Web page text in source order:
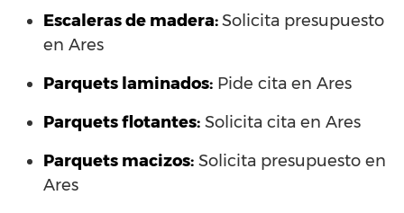
Escaleras de madera:Solicita presupuesto
en Ares
Parquets laminados: Pide cita en Ares
Parquets flotantes: Solicita cita en Ares
Parquets macizos: Solicita presupuesto en
Ares